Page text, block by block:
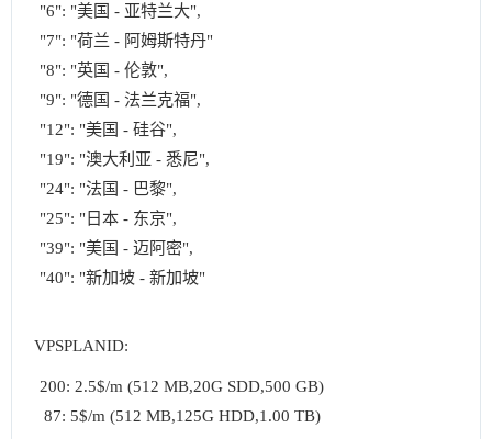
"6": "美国 - 亚特兰大",
"7": "荷兰 - 阿姆斯特丹"
"8": "英国 - 伦敦",
"9": "德国 - 法兰克福",
"12": "美国 - 硅谷",
"19": "澳大利亚 - 悉尼",
"24": "法国 - 巴黎",
"25": "日本 - 东京",
"39": "美国 - 迈阿密",
"40": "新加坡 - 新加坡"
VPSPLANID:
200: 2.5$/m (512 MB,20G SDD,500 GB)
87: 5$/m (512 MB,125G HDD,1.00 TB)